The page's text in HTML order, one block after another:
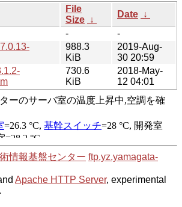
File
Size ↓
Date ↓
-
-
988.3
KiB
2019-Aug-
30 20:59
730.6
KiB
2018-May-
12 04:01
情報基盤センター ftp.yz.yamagata-
Apache HTTP Server, experimental